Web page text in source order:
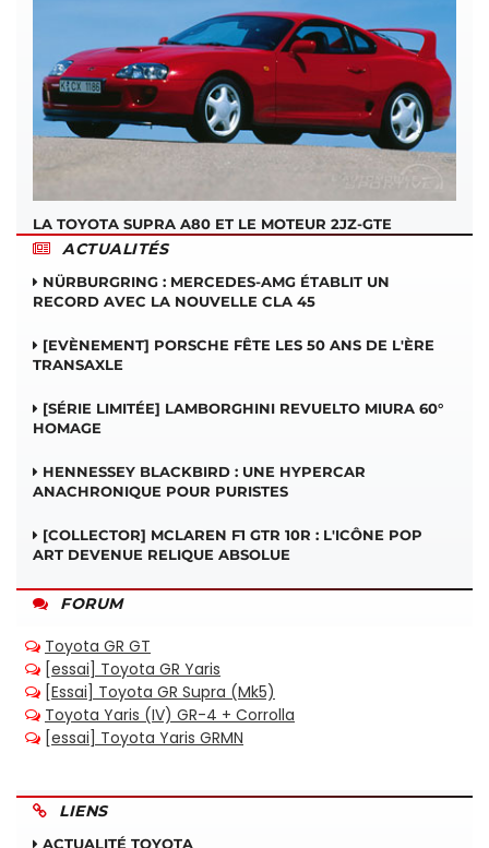
LA TOYOTA SUPRA A80 ET LE MOTEUR 2JZ-GTE
ACTUALITÉS
NÜRBURGRING : MERCEDES-AMG ÉTABLIT UN
RECORD AVEC LA NOUVELLE CLA 45
[EVÈNEMENT] PORSCHE FÊTE LES 50 ANS DE L'ÈRE
TRANSAXLE
[SÉRIE LIMITÉE] LAMBORGHINI REVUELTO MIURA 60°
HOMAGE
HENNESSEY BLACKBIRD : UNE HYPERCAR
ANACHRONIQUE POUR PURISTES
[COLLECTOR] MCLAREN F1 GTR 10R : L'ICÔNE POP
ART DEVENUE RELIQUE ABSOLUE
FORUM
LIENS
ACTUALITÉ TOYOTA